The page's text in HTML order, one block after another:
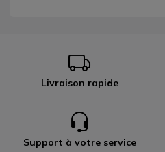
Livraison rapide
Support à votre service